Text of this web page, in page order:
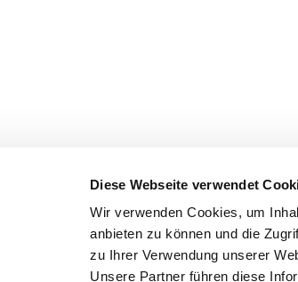
Diese Webseite verwendet
Wir verwenden Cookies, um
anbieten zu können und die
zu Ihrer Verwendung unserer
Unsere Partner führen diese